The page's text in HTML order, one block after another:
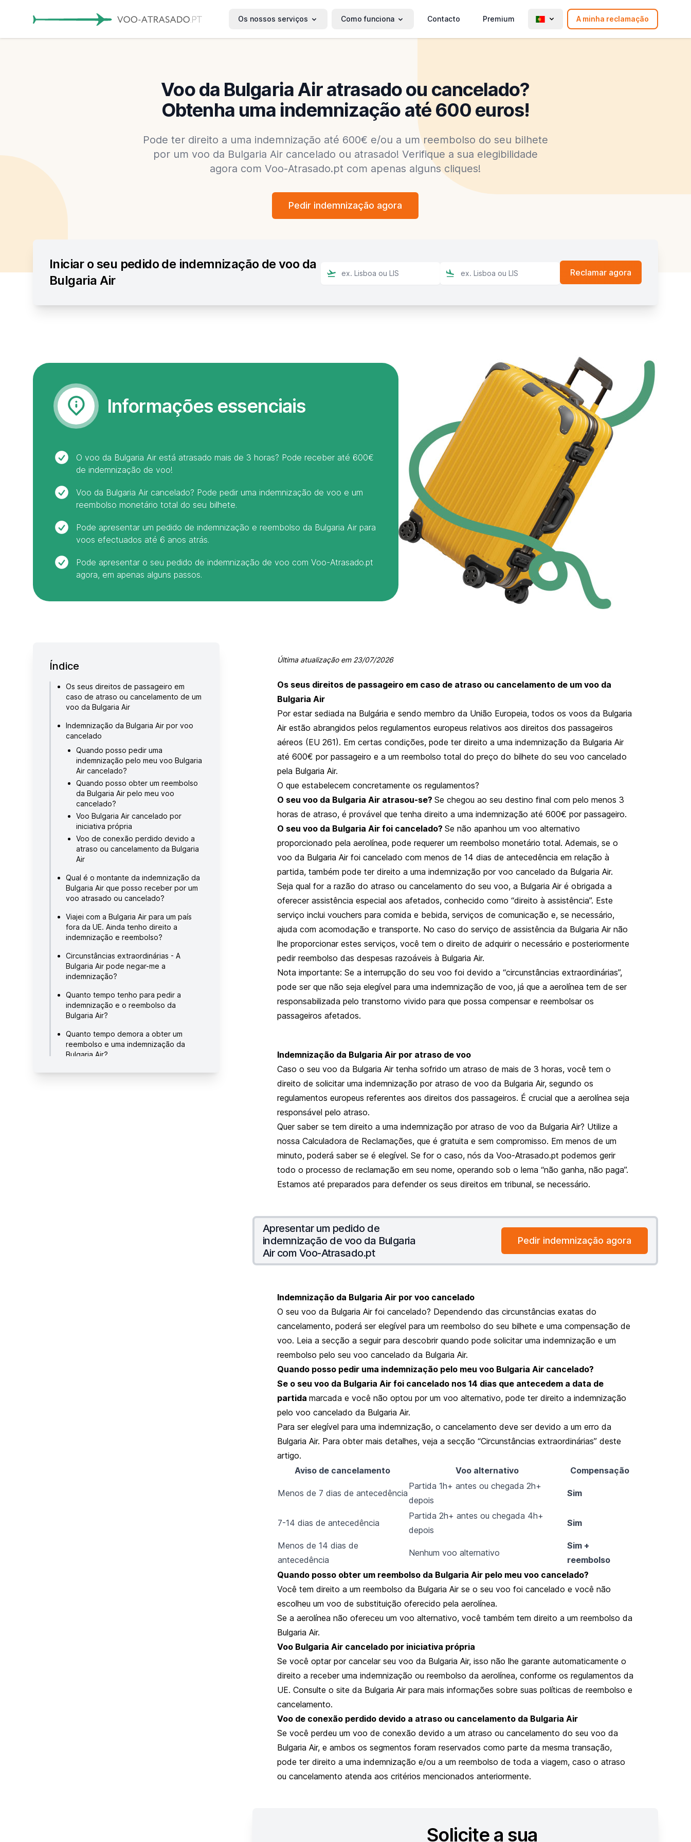
Os nossos serviços Como funciona Contacto Premium A minha reclamação
Voo da Bulgaria Air atrasado ou cancelado?
Obtenha uma indemnização até 600 euros!
Pode ter direito a uma indemnização até 600€ e/ou a um reembolso do seu bilhete
por um voo da Bulgaria Air cancelado ou atrasado! Verifique a sua elegibilidade
agora com Voo-Atrasado.pt com apenas alguns cliques!
Pedir indemnização agora
Iniciar o seu pedido de indemnização de voo da
Bulgaria Air
Informações essenciais
O voo da Bulgaria Air está atrasado mais de 3 horas? Pode receber até 600€
de indemnização de voo!
Voo da Bulgaria Air cancelado? Pode pedir uma indemnização de voo e um
reembolso monetário total do seu bilhete.
Pode apresentar um pedido de indemnização e reembolso da Bulgaria Air para
voos efectuados até 6 anos atrás.
Pode apresentar o seu pedido de indemnização de voo com Voo-Atrasado.pt
agora, em apenas alguns passos.
Índice
Os seus direitos de passageiro em
caso de atraso ou cancelamento de um
voo da Bulgaria Air
Indemnização da Bulgaria Air por voo
cancelado
Quando posso pedir uma
indemnização pelo meu voo Bulgaria
Air cancelado?
Quando posso obter um reembolso
da Bulgaria Air pelo meu voo
cancelado?
Voo Bulgaria Air cancelado por
iniciativa própria
Voo de conexão perdido devido a
atraso ou cancelamento da Bulgaria
Air
Qual é o montante da indemnização da
Bulgaria Air que posso receber por um
voo atrasado ou cancelado?
Viajei com a Bulgaria Air para um país
fora da UE. Ainda tenho direito a
indemnização e reembolso?
Circunstâncias extraordinárias - A
Bulgaria Air pode negar-me a
indemnização?
Quanto tempo tenho para pedir a
indemnização e o reembolso da
Bulgaria Air?
Quanto tempo demora a obter um
reembolso e uma indemnização da
Bulgaria Air?
Como pedir uma indemnização e um
Última atualização em 23/07/2026
Os seus direitos de passageiro em caso de atraso ou cancelamento de um voo da
Bulgaria Air
Por estar sediada na Bulgária e sendo membro da União Europeia, todos os voos da Bulgaria
Air estão abrangidos pelos regulamentos europeus relativos aos direitos dos passageiros
aéreos (EU 261). Em certas condições, pode ter direito a uma indemnização da Bulgaria Air
até 600€ por passageiro e a um reembolso total do preço do bilhete do seu voo cancelado
pela Bulgaria Air.
O que estabelecem concretamente os regulamentos?
O seu voo da Bulgaria Air atrasou-se? Se chegou ao seu destino final com pelo menos 3
horas de atraso, é provável que tenha direito a uma indemnização até 600€ por passageiro.
O seu voo da Bulgaria Air foi cancelado? Se não apanhou um voo alternativo
proporcionado pela aerolínea, pode requerer um reembolso monetário total. Ademais, se o
voo da Bulgaria Air foi cancelado com menos de 14 dias de antecedência em relação à
partida, também pode ter direito a uma indemnização por voo cancelado da Bulgaria Air.
Seja qual for a razão do atraso ou cancelamento do seu voo, a Bulgaria Air é obrigada a
oferecer assistência especial aos afetados, conhecido como “direito à assistência”. Este
serviço inclui vouchers para comida e bebida, serviços de comunicação e, se necessário,
ajuda com acomodação e transporte. No caso do serviço de assistência da Bulgaria Air não
lhe proporcionar estes serviços, você tem o direito de adquirir o necessário e posteriormente
pedir reembolso das despesas razoáveis à Bulgaria Air.
Nota importante: Se a interrupção do seu voo foi devido a “circunstâncias extraordinárias”,
pode ser que não seja elegível para uma indemnização de voo, já que a aerolínea tem de ser
responsabilizada pelo transtorno vivido para que possa compensar e reembolsar os
passageiros afetados.
Indemnização da Bulgaria Air por atraso de voo
Caso o seu voo da Bulgaria Air tenha sofrido um atraso de mais de 3 horas, você tem o
direito de solicitar uma indemnização por atraso de voo da Bulgaria Air, segundo os
regulamentos europeus referentes aos direitos dos passageiros. É crucial que a aerolínea seja
responsável pelo atraso.
Quer saber se tem direito a uma indemnização por atraso de voo da Bulgaria Air? Utilize a
nossa Calculadora de Reclamações, que é gratuita e sem compromisso. Em menos de um
minuto, poderá saber se é elegível. Se for o caso, nós da Voo-Atrasado.pt podemos gerir
todo o processo de reclamação em seu nome, operando sob o lema “não ganha, não paga”.
Estamos até preparados para defender os seus direitos em tribunal, se necessário.
Apresentar um pedido de
indemnização de voo da Bulgaria
Air com Voo-Atrasado.pt
Pedir indemnização agora
Indemnização da Bulgaria Air por voo cancelado
O seu voo da Bulgaria Air foi cancelado? Dependendo das circunstâncias exatas do
cancelamento, poderá ser elegível para um reembolso do seu bilhete e uma compensação de
voo. Leia a secção a seguir para descobrir quando pode solicitar uma indemnização e um
reembolso pelo seu voo cancelado da Bulgaria Air.
Quando posso pedir uma indemnização pelo meu voo Bulgaria Air cancelado?
Se o seu voo da Bulgaria Air foi cancelado nos 14 dias que antecedem a data de
partida marcada e você não optou por um voo alternativo, pode ter direito a indemnização
pelo voo cancelado da Bulgaria Air.
Para ser elegível para uma indemnização, o cancelamento deve ser devido a um erro da
Bulgaria Air. Para obter mais detalhes, veja a secção “Circunstâncias extraordinárias” deste
artigo.
Aviso de cancelamento
Voo alternativo Compensação
Menos de 7 dias de antecedência
Partida 1h+ antes ou chegada 2h+
depois
Sim
7-14 dias de antecedência
Partida 2h+ antes ou chegada 4h+
depois
Sim
Menos de 14 dias de
antecedência
Nenhum voo alternativo
Sim +
reembolso
Quando posso obter um reembolso da Bulgaria Air pelo meu voo cancelado?
Você tem direito a um reembolso da Bulgaria Air se o seu voo foi cancelado e você não
escolheu um voo de substituição oferecido pela aerolínea.
Se a aerolínea não ofereceu um voo alternativo, você também tem direito a um reembolso da
Bulgaria Air.
Voo Bulgaria Air cancelado por iniciativa própria
Se você optar por cancelar seu voo da Bulgaria Air, isso não lhe garante automaticamente o
direito a receber uma indemnização ou reembolso da aerolínea, conforme os regulamentos da
UE. Consulte o site da Bulgaria Air para mais informações sobre suas políticas de reembolso e
cancelamento.
Voo de conexão perdido devido a atraso ou cancelamento da Bulgaria Air
Se você perdeu um voo de conexão devido a um atraso ou cancelamento do seu voo da
Bulgaria Air, e ambos os segmentos foram reservados como parte da mesma transação,
pode ter direito a uma indemnização e/ou a um reembolso de toda a viagem, caso o atraso
ou cancelamento atenda aos critérios mencionados anteriormente.
Solicite a sua